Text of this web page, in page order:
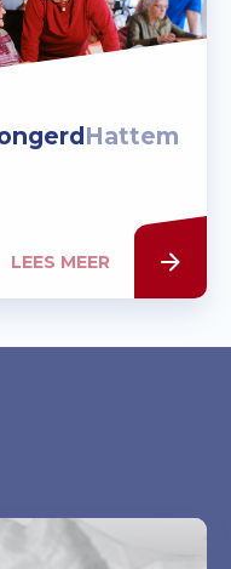
Hattem
LEES MEER